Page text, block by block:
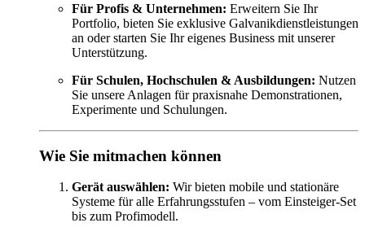
Für Profis & Unternehmen: Erweitern Sie Ihr
Portfolio, bieten Sie exklusive Galvanikdienstleistungen
an oder starten Sie Ihr eigenes Business mit unserer
Unterstützung.
Für Schulen, Hochschulen & Ausbildungen: Nutzen
Sie unsere Anlagen für praxisnahe Demonstrationen,
Experimente und Schulungen.
Wie Sie mitmachen können
Gerät auswählen: Wir bieten mobile und stationäre
Systeme für alle Erfahrungsstufen – vom Einsteiger-Set
bis zum Profimodell.